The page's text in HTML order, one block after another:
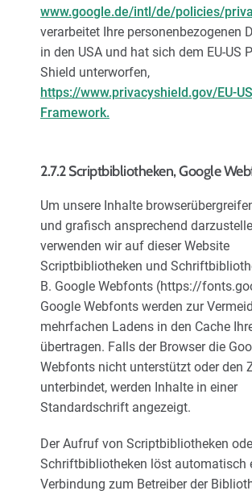
www.google.de/intl/de/policies/
verarbeitet Ihre personenbezogenen
in den USA und hat sich dem EU-US
Shield unterworfen,
https://www.privacyshield.gov/EU-
Framework.
2.7.2 Scriptbibliotheken, Google
Um unsere Inhalte
und grafisch ansprechend
verwenden wir auf dieser Website
Scriptbibliotheken und
B. Google Webfonts (https://
Google Webfonts werden zur
mehrfachen Ladens in den Cache
übertragen. Falls der Browser die
Webfonts nicht unterstützt oder den
unterbindet, werden Inhalte in einer
Standardschrift angezeigt.
Der Aufruf von Scriptbibliotheken
Schriftbibliotheken löst automatisch
Verbindung zum Betreiber der